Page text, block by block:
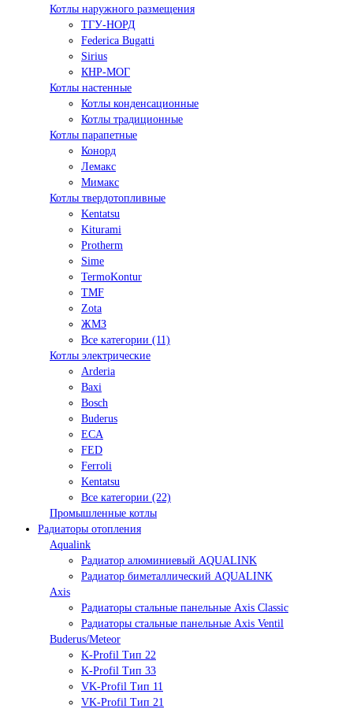
Котлы наружного размещения
ТГУ-НОРД
Federica Bugatti
Sirius
КНР-МОГ
Котлы настенные
Котлы конденсационные
Котлы традиционные
Котлы парапетные
Конорд
Лемакс
Мимакс
Котлы твердотопливные
Kentatsu
Kiturami
Protherm
Sime
TermoKontur
TMF
Zota
ЖМЗ
Все категории (11)
Котлы электрические
Arderia
Baxi
Bosch
Buderus
ECA
FED
Ferroli
Kentatsu
Все категории (22)
Промышленные котлы
Радиаторы отопления
Aqualink
Радиатор алюминиевый AQUALINK
Радиатор биметаллический AQUALINK
Axis
Радиаторы стальные панельные Axis Classic
Радиаторы стальные панельные Axis Ventil
Buderus/Meteor
K-Profil Тип 22
K-Profil Тип 33
VK-Profil Тип 11
VK-Profil Тип 21